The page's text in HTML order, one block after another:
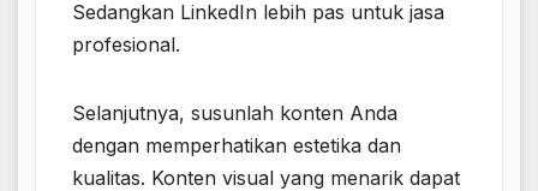
Sedangkan LinkedIn lebih pas untuk jasa
profesional.
Selanjutnya, susunlah konten Anda
dengan memperhatikan estetika dan
kualitas. Konten visual yang menarik dapat